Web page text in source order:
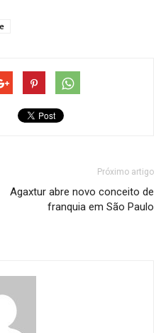
Próximo artigo
Agaxtur abre novo conceito de
franquia em São Paulo